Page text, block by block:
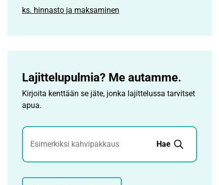
ks. hinnasto ja maksaminen
Lajittelupulmia? Me autamme.
Kirjoita kenttään se jäte, jonka lajittelussa tarvitset
apua.
Jätehaku
Hae